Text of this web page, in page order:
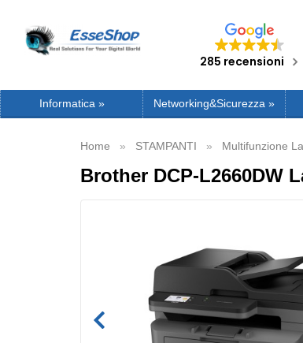
285 recensioni
Informatica» Networking&Sicurezza »
Home STAMPANTI Multifunzione
Brother DCP-L2660DW